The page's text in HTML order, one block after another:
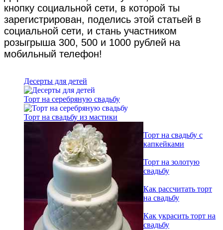
кнопку социальной сети, в которой ты
зарегистрирован, поделись этой статьей в
социальной сети, и стань участником
розыгрыша 300, 500 и 1000 рублей на
мобильный телефон!
Десерты для детей
Торт на серебряную свадьбу
Торт на свадьбу из мастики
Торт на свадьбу с
капкейками
Торт на золотую
свадьбу
Как рассчитать торт
на свадьбу
Как украсить торт на
свадьбу